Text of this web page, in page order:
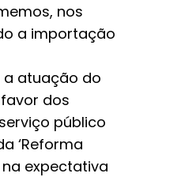
nos
a importação
a atuação do
favor dos
público
‘Reforma
expectativa